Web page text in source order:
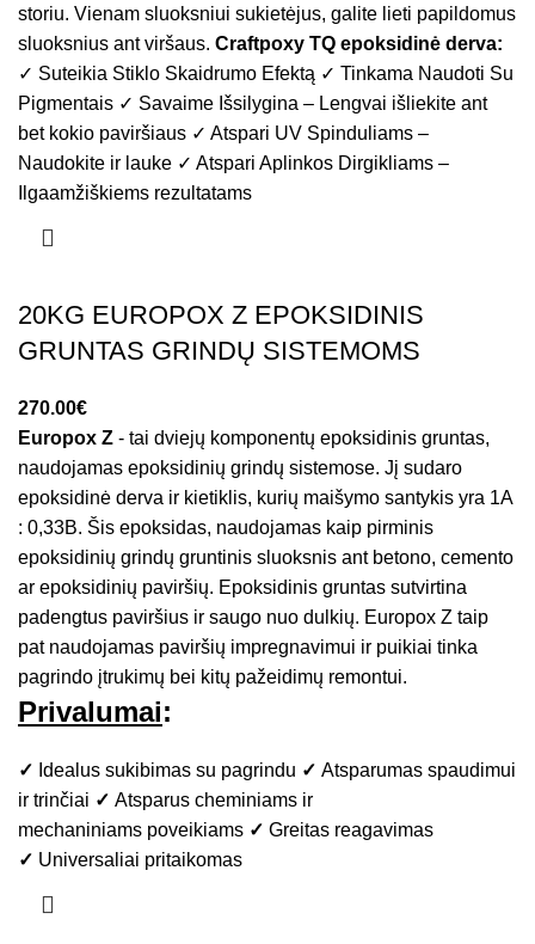
storiu. Vienam sluoksniui sukietėjus, galite lieti papildomus
sluoksnius ant viršaus. Craftpoxy TQ epoksidinė derva:
✓ Suteikia Stiklo Skaidrumo Efektą ✓ Tinkama Naudoti Su
Pigmentais ✓ Savaime Išsilygina – Lengvai išliekite ant
bet kokio paviršiaus ✓ Atspari UV Spinduliams –
Naudokite ir lauke ✓ Atspari Aplinkos Dirgikliams –
Ilgaamžiškiems rezultatams
20KG EUROPOX Z EPOKSIDINIS
GRUNTAS GRINDŲ SISTEMOMS
€
Europox Z - tai dviejų komponentų epoksidinis gruntas,
naudojamas epoksidinių grindų sistemose. Jį sudaro
epoksidinė derva ir kietiklis, kurių maišymo santykis yra 1A
: 0,33B. Šis epoksidas, naudojamas kaip pirminis
epoksidinių grindų gruntinis sluoksnis ant betono, cemento
ar epoksidinių paviršių. Epoksidinis gruntas sutvirtina
padengtus paviršius ir saugo nuo dulkių. Europox Z taip
pat naudojamas paviršių impregnavimui ir puikiai tinka
pagrindo įtrukimų bei kitų pažeidimų remontui.
Privalumai:
✓ Idealus sukibimas su pagrindu ✓ Atsparumas spaudimui
ir trinčiai ✓ Atsparus cheminiams ir
mechaniniams poveikiams ✓ Greitas reagavimas
✓ Universaliai pritaikomas